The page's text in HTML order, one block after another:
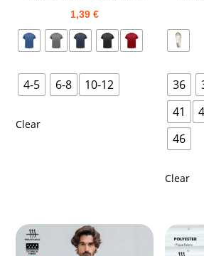
1,39€
4-5 6-8 10-12
Clear
36
41
46
Clear